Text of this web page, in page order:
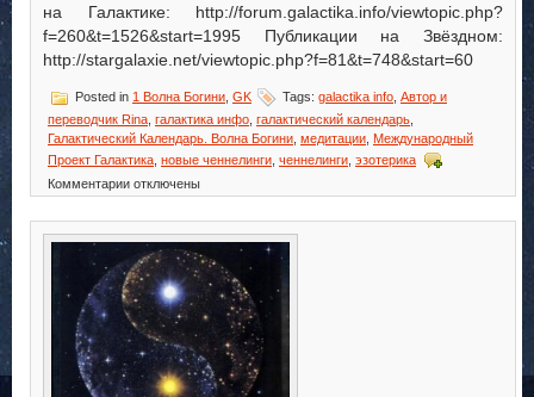
на Галактике: http://forum.galactika.info/viewtopic.php?
f=260&t=1526&start=1995 Публикации на Звёздном:
http://stargalaxie.net/viewtopic.php?f=81&t=748&start=60
Posted in 1 Волна Богини GK Tags: galactika info Автор и
переводчик Rina галактика инфо галактический календарь
Галактический Календарь. Волна Богини медитации Международный
Проект Галактика новые ченнелинги ченнелинги эзотерика
Комментариик
записи
Галактический
Календарь.
Волна
Богини
отключены